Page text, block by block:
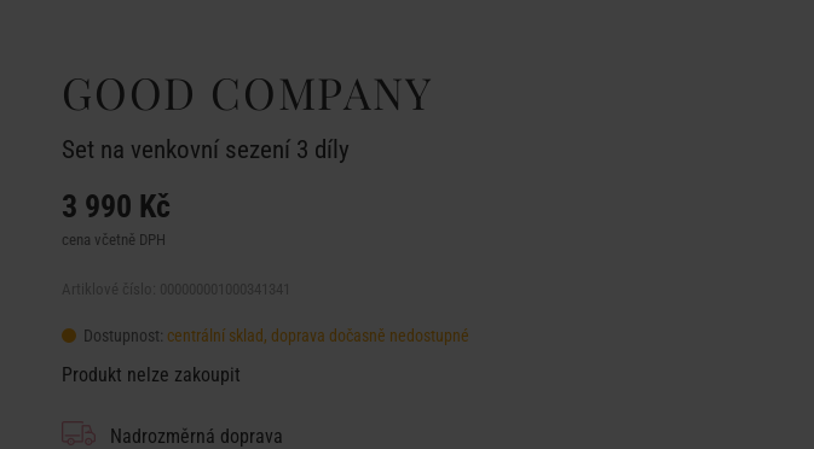
GOOD COMPANY
Set na venkovní sezení 3 díly
3 990 Kč
cena včetně DPH
Dostupnost: centrální sklad, doprava dočasně nedostupné
Produkt nelze zakoupit
Nadrozměrná doprava